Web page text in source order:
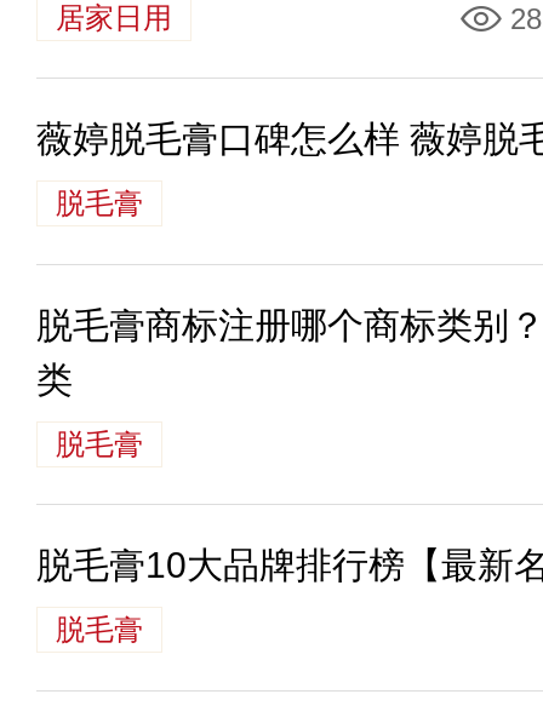
居家日用
薇婷脱毛膏口碑怎么样 薇婷脱
脱毛膏
脱毛膏商标注册哪个商标类别
类
脱毛膏
脱毛膏10大品牌排行榜【最新
脱毛膏